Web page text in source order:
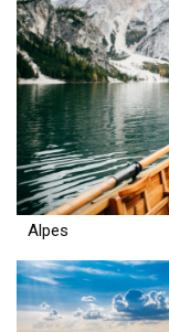
Alpes